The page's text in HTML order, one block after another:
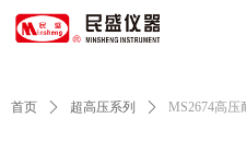
首页 ꄲ 超高压系列 ꄲ MS2674高压